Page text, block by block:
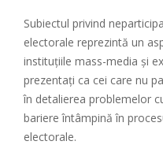
Subiectul privind
electorale reprezintă un
instituțiile mass-media și
prezentați ca cei care nu
în detalierea problemelor
bariere întâmpină în
electorale.